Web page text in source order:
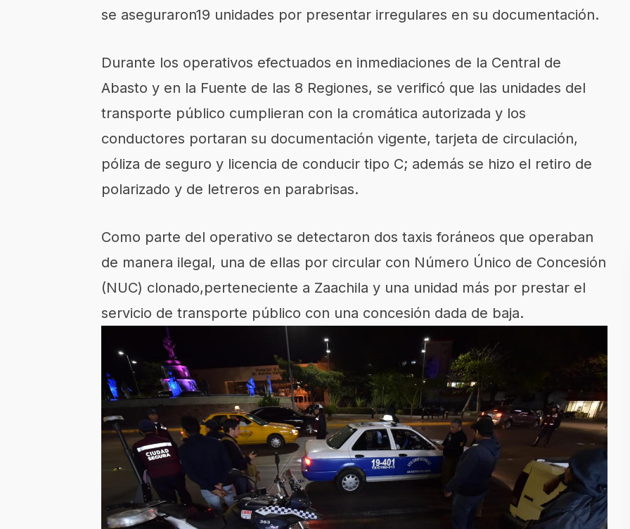
se aseguraron19 unidades por presentar irregulares en su documentación.
Durante los operativos efectuados en inmediaciones de la Central de
Abasto y en la Fuente de las 8 Regiones, se verificó que las unidades del
transporte público cumplieran con la cromática autorizada y los
conductores portaran su documentación vigente, tarjeta de circulación,
póliza de seguro y licencia de conducir tipo C; además se hizo el retiro de
polarizado y de letreros en parabrisas.
Como parte del operativo se detectaron dos taxis foráneos que operaban
de manera ilegal, una de ellas por circular con Número Único de Concesión
(NUC) clonado,perteneciente a Zaachila y una unidad más por prestar el
servicio de transporte público con una concesión dada de baja.